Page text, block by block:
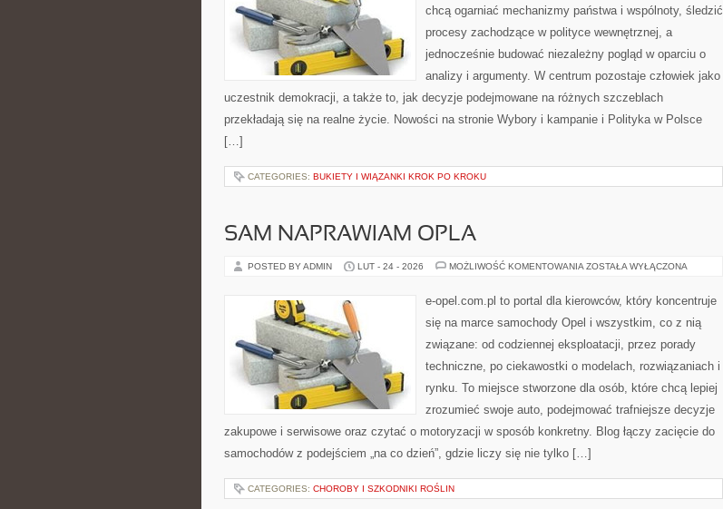
chcą ogarniać mechanizmy państwa i wspólnoty, śledzić
procesy zachodzące w polityce wewnętrznej, a
jednocześnie budować niezależny pogląd w oparciu o
analizy i argumenty. W centrum pozostaje człowiek jako
uczestnik demokracji, a także to, jak decyzje podejmowane na różnych szczeblach
przekładają się na realne życie. Nowości na stronie Wybory i kampanie i Polityka w Polsce
[…]
CATEGORIES: BUKIETY I WIĄZANKI KROK PO KROKU
SAM NAPRAWIAM OPLA
POSTED BY ADMIN LUT - 24 - 2026 MOŻLIWOŚĆ KOMENTOWANIA SAM
ZOSTAŁA WYŁĄCZONA
e-opel.com.pl to portal dla kierowców, który koncentruje
się na marce samochody Opel i wszystkim, co z nią
związane: od codziennej eksploatacji, przez porady
techniczne, po ciekawostki o modelach, rozwiązaniach i
rynku. To miejsce stworzone dla osób, które chcą lepiej
zrozumieć swoje auto, podejmować trafniejsze decyzje
zakupowe i serwisowe oraz czytać o motoryzacji w sposób konkretny. Blog łączy zacięcie do
samochodów z podejściem „na co dzień”, gdzie liczy się nie tylko […]
CATEGORIES: CHOROBY I SZKODNIKI ROŚLIN